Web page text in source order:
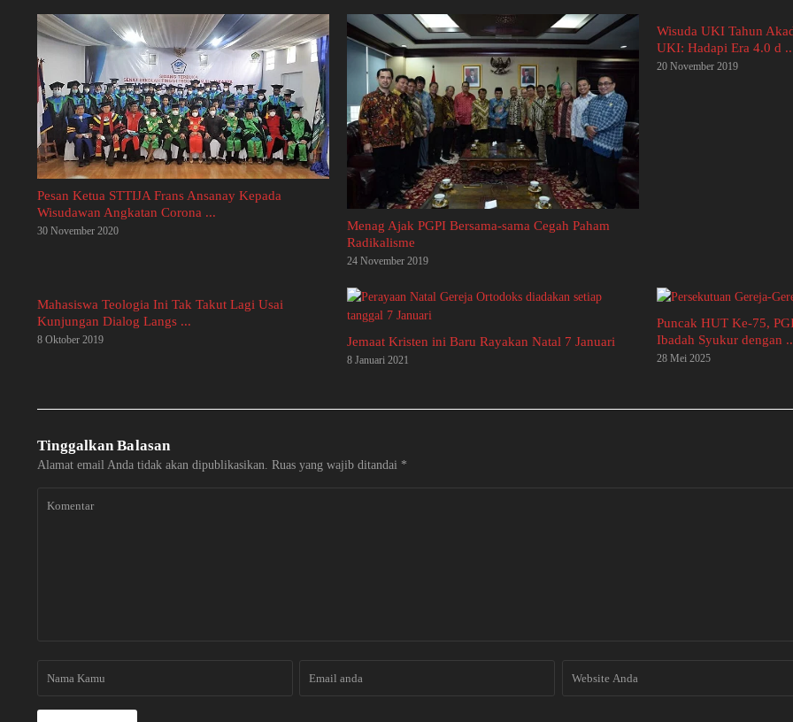
Pesan Ketua STTIJA Frans Ansanay Kepada
Wisudawan Angkatan Corona ...
30 November 2020
Menag Ajak PGPI Bersama-sama Cegah Paham
Radikalisme
24 November 2019
Wisuda UKI Tahun
UKI: Hadapi Era 4.0 d
20 November 2019
Mahasiswa Teologia Ini Tak Takut Lagi Usai
Kunjungan Dialog Langs ...
8 Oktober 2019 Jemaat Kristen ini Baru Rayakan Natal 7 Januari
8 Januari 2021
Puncak HUT Ke-75,
Ibadah Syukur dengan
28 Mei 2025
Tinggalkan Balasan
Alamat email Anda tidak akan dipublikasikan. Ruas yang wajib ditandai *